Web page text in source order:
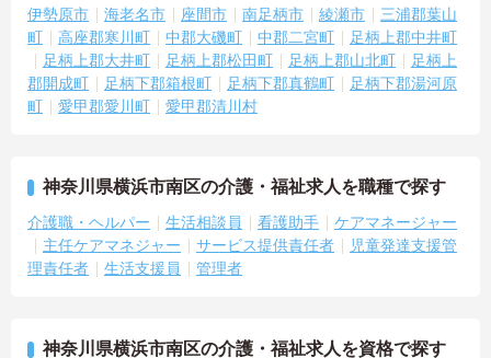
伊勢原市
海老名市 座間市 南足柄市 綾瀬市
三浦郡葉山
町
高座郡寒川町 中郡大磯町 中郡二宮町
足柄上郡中井町
足柄上郡大井町
足柄上郡松田町 足柄上郡山北町
足柄上
郡開成町
足柄下郡箱根町 足柄下郡真鶴町
足柄下郡湯河原
町
愛甲郡愛川町 愛甲郡清川村
神奈川県横浜市南区の介護・福祉求人を職種で探す
介護職・ヘルパー 生活相談員 看護助手
ケアマネージャー
主任ケアマネジャー
サービス提供責任者
児童発達支援管
理責任者
生活支援員 管理者
神奈川県横浜市南区の介護・福祉求人を資格で探す